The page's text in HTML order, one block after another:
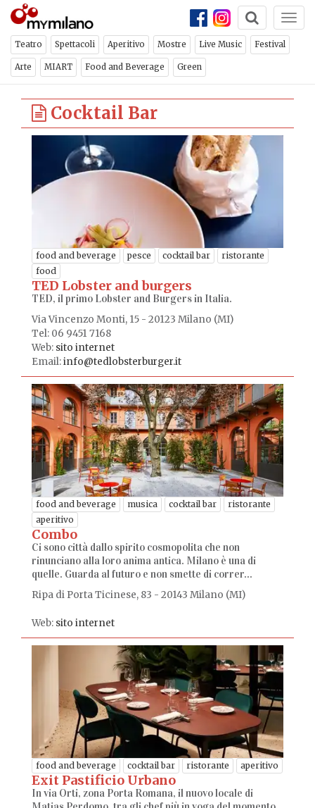
Teatro Spettacoli Aperitivo Mostre Live Music Festival
Arte MIART Food and Beverage Green
Cocktail Bar
food and beverage pesce cocktail bar
ristorante
food
TED Lobster and burgers
TED, il primo Lobster and Burgers in Italia.
Via Vincenzo Monti, 15 - 20123 Milano (MI)
Tel: 06 9451 7168
Web: sito internet
Email:info@tedlobsterburger.it
food and beverage musica cocktail bar
ristorante
aperitivo
Combo
Ci sono città dallo spirito cosmopolita che non
rinunciano alla loro anima antica. Milano è una di
quelle. Guarda al futuro e non smette di correr...
Ripa di Porta Ticinese, 83 - 20143 Milano (MI)
Web: sito internet
food and beverage cocktail bar ristorante aperitivo
Exit Pastificio Urbano
In via Orti, zona Porta Romana, il nuovo locale di